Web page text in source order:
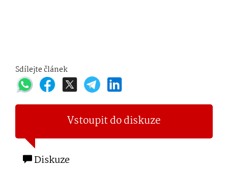
Sdílejte článek
Vstoupit do diskuze
Diskuze